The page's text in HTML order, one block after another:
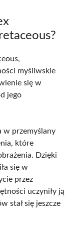
myśliwskie
się w
jego
w przemyślany
które
Dzięki
się w
przez
uczyniły ją
stał się jeszcze